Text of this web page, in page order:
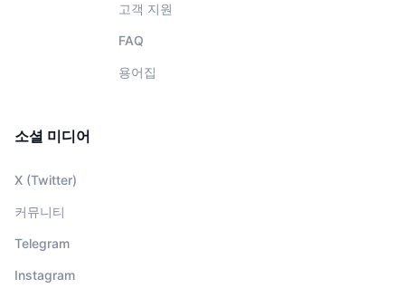
고객 지원
FAQ
용어집
소셜 미디어
X (Twitter)
커뮤니티
Telegram
Instagram